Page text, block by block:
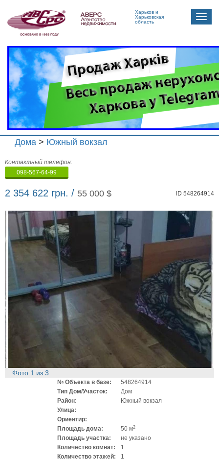
Харьков и
Харьковская
область
Toggle
Дома > Южный вокзал
Агенство
недвижимости
"Аверс"
Контактный телефон:
098-567-64-99
2 354 622 грн. / 55 000 $ ID 548264914
Фото 1 из 3
№ Объекта в базе:
548264914
Тип Дом/Участок:
Дом
Район:
Южный вокзал
Улица:
Ориентир:
Площадь дома:
50 м2
Площадь участка:
не указано
Количество комнат:
1
Количество этажей:
1